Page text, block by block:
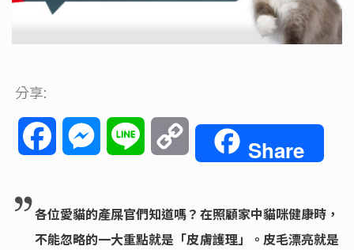
分享:
FacebookMessenger
Line
Copy
Share
各位愛貓的產屎官們知道嗎？在照顧家中貓咪健康時，
不能忽略的一大重點就是「皮膚護理」。皮毛漂亮就是